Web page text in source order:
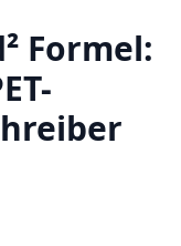
Formel: